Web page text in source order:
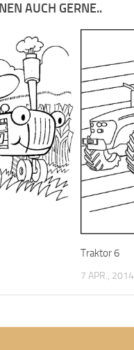
AUCH GERNE..
Traktor 6
7 APR., 2014